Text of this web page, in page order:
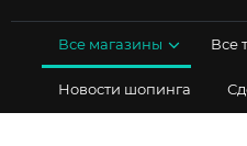
Все магазины Все
Новости шопинга